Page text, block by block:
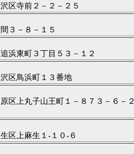
区寺前２－２－２５
３－８－１５
浜東町３丁目５３－１２
区鳥浜町１３番地
区上丸子山王町１－８７３－６－２
区上麻生１‐１０‐６